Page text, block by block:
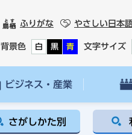
ふりがな やさしい日本
背景色 白 黒 青 文字サイズ
ビジネス・産業
さがしかた別